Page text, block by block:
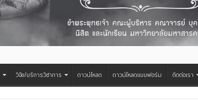
วิจัย/บริการวิชาการ ดาวน์โหลด ดาวน์โหลดแบบฟอร์ม ติดต่อเรา